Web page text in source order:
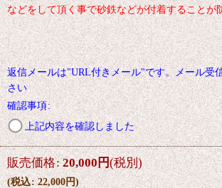
などをして頂く事で砂鉄などが付着することが
返信メールは"URL付きメール"です。メール受
さい
確認事項:
上記内容を確認しました
販売価格: 20,000円(税別)
(税込: 22,000円)